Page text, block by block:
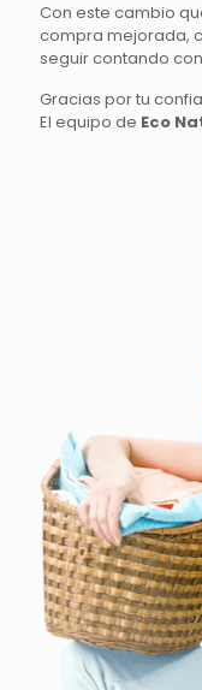
Con este cambio
compra mejorada,
seguir contando
Gracias por tu
El equipo de Eco